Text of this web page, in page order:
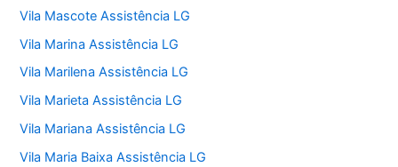
Vila Mascote Assistência LG
Vila Marina Assistência LG
Vila Marilena Assistência LG
Vila Marieta Assistência LG
Vila Mariana Assistência LG
Vila Maria Baixa Assistência LG